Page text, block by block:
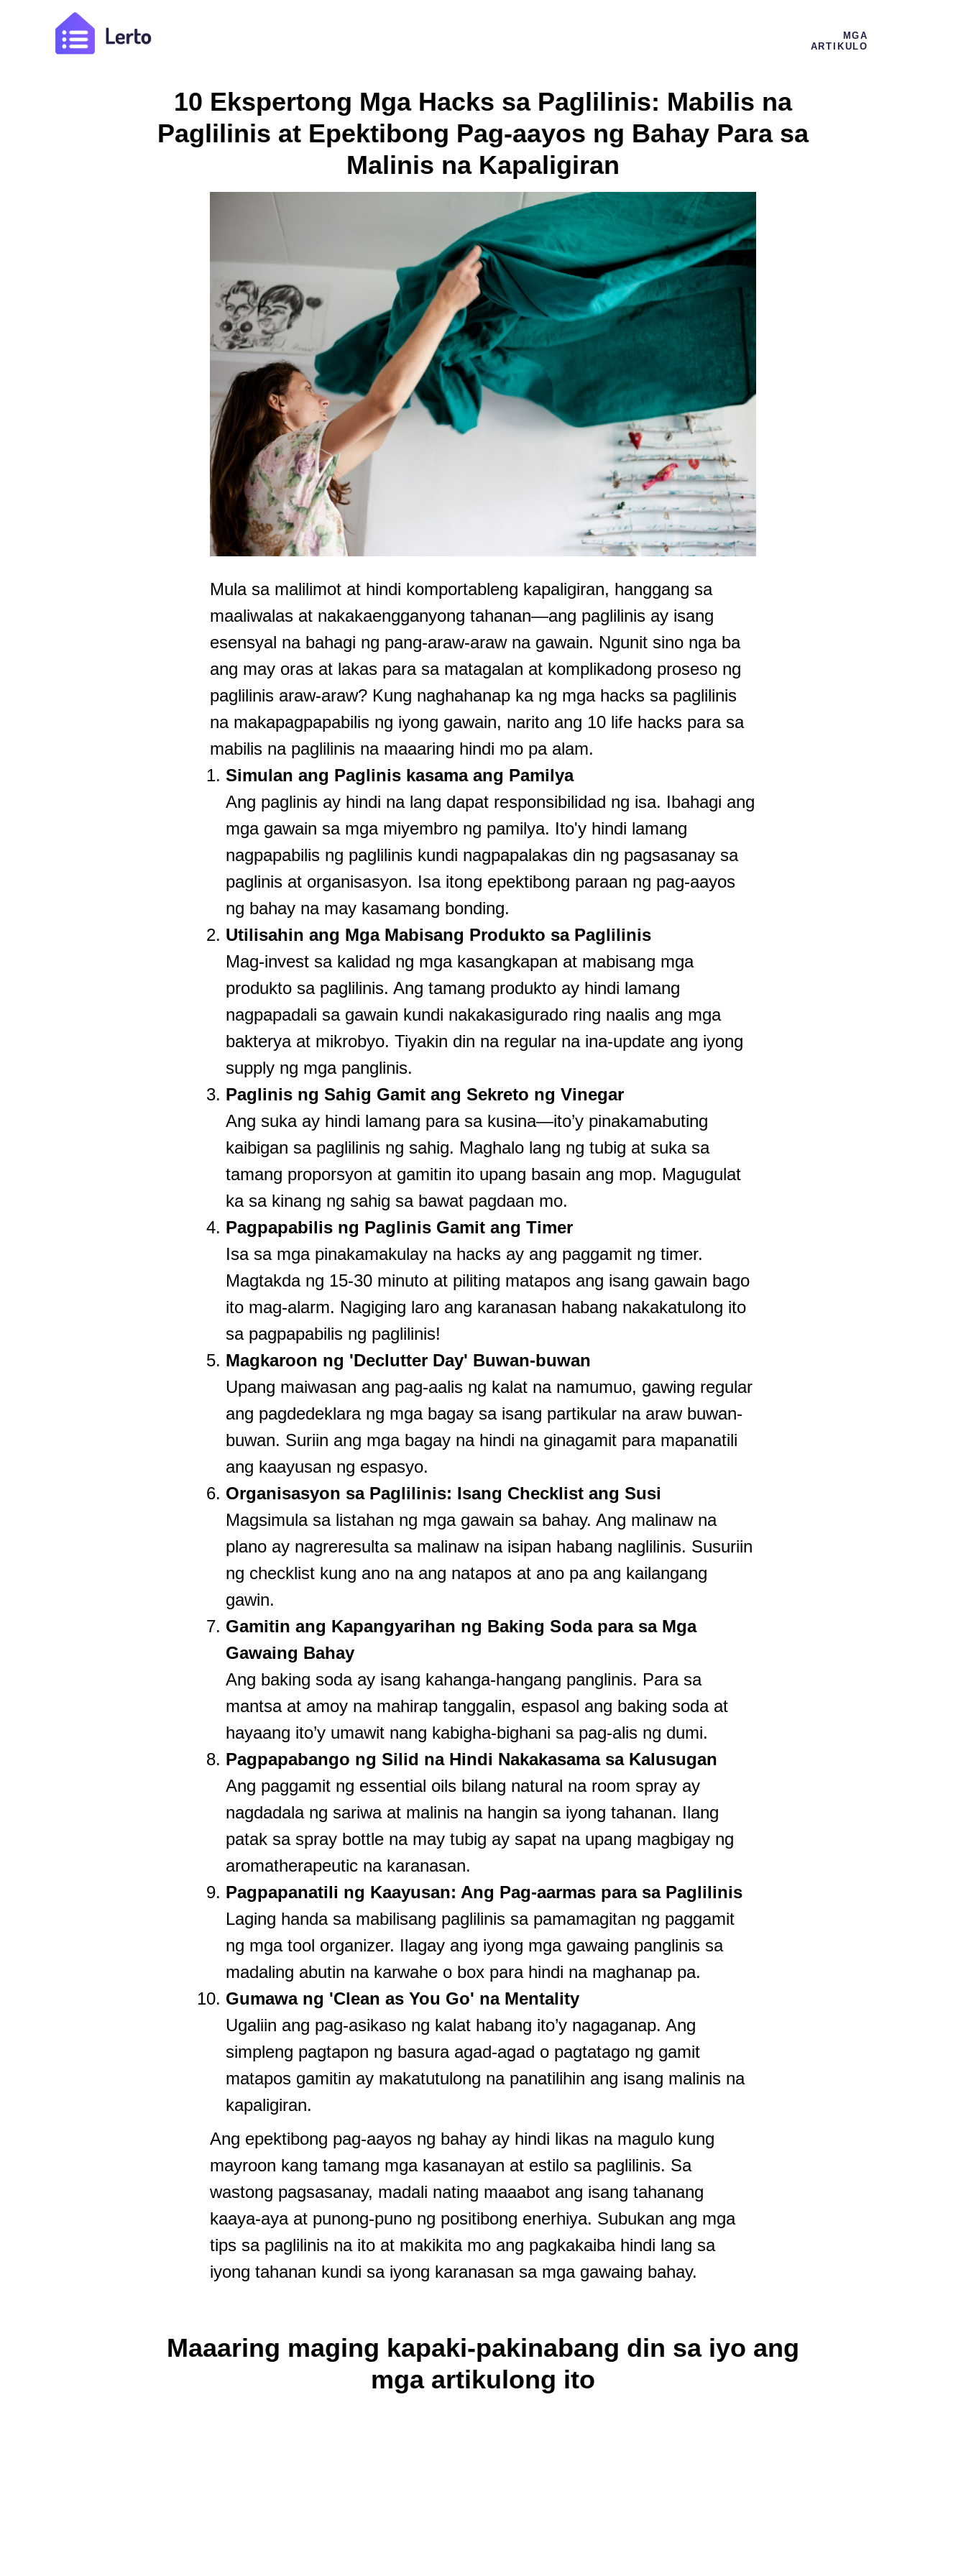
MGA
ARTIKULO
10 Ekspertong Mga Hacks sa Paglilinis: Mabilis na
Paglilinis at Epektibong Pag-aayos ng Bahay Para sa
Malinis na Kapaligiran
Mula sa malilimot at hindi komportableng kapaligiran, hanggang sa
maaliwalas at nakakaengganyong tahanan—ang paglilinis ay isang
esensyal na bahagi ng pang-araw-araw na gawain. Ngunit sino nga ba
ang may oras at lakas para sa matagalan at komplikadong proseso ng
paglilinis araw-araw? Kung naghahanap ka ng mga hacks sa paglilinis
na makapagpapabilis ng iyong gawain, narito ang 10 life hacks para sa
mabilis na paglilinis na maaaring hindi mo pa alam.
Simulan ang Paglinis kasama ang Pamilya
Ang paglinis ay hindi na lang dapat responsibilidad ng isa. Ibahagi ang
mga gawain sa mga miyembro ng pamilya. Ito'y hindi lamang
nagpapabilis ng paglilinis kundi nagpapalakas din ng pagsasanay sa
paglinis at organisasyon. Isa itong epektibong paraan ng pag-aayos
ng bahay na may kasamang bonding.
Utilisahin ang Mga Mabisang Produkto sa Paglilinis
Mag-invest sa kalidad ng mga kasangkapan at mabisang mga
produkto sa paglilinis. Ang tamang produkto ay hindi lamang
nagpapadali sa gawain kundi nakakasigurado ring naalis ang mga
bakterya at mikrobyo. Tiyakin din na regular na ina-update ang iyong
supply ng mga panglinis.
Paglinis ng Sahig Gamit ang Sekreto ng Vinegar
Ang suka ay hindi lamang para sa kusina—ito’y pinakamabuting
kaibigan sa paglilinis ng sahig. Maghalo lang ng tubig at suka sa
tamang proporsyon at gamitin ito upang basain ang mop. Magugulat
ka sa kinang ng sahig sa bawat pagdaan mo.
Pagpapabilis ng Paglinis Gamit ang Timer
Isa sa mga pinakamakulay na hacks ay ang paggamit ng timer.
Magtakda ng 15-30 minuto at piliting matapos ang isang gawain bago
ito mag-alarm. Nagiging laro ang karanasan habang nakakatulong ito
sa pagpapabilis ng paglilinis!
Magkaroon ng 'Declutter Day' Buwan-buwan
Upang maiwasan ang pag-aalis ng kalat na namumuo, gawing regular
ang pagdedeklara ng mga bagay sa isang partikular na araw buwan-
buwan. Suriin ang mga bagay na hindi na ginagamit para mapanatili
ang kaayusan ng espasyo.
Organisasyon sa Paglilinis: Isang Checklist ang Susi
Magsimula sa listahan ng mga gawain sa bahay. Ang malinaw na
plano ay nagreresulta sa malinaw na isipan habang naglilinis. Susuriin
ng checklist kung ano na ang natapos at ano pa ang kailangang
gawin.
Gamitin ang Kapangyarihan ng Baking Soda para sa Mga
Gawaing Bahay
Ang baking soda ay isang kahanga-hangang panglinis. Para sa
mantsa at amoy na mahirap tanggalin, espasol ang baking soda at
hayaang ito’y umawit nang kabigha-bighani sa pag-alis ng dumi.
Pagpapabango ng Silid na Hindi Nakakasama sa Kalusugan
Ang paggamit ng essential oils bilang natural na room spray ay
nagdadala ng sariwa at malinis na hangin sa iyong tahanan. Ilang
patak sa spray bottle na may tubig ay sapat na upang magbigay ng
aromatherapeutic na karanasan.
Pagpapanatili ng Kaayusan: Ang Pag-aarmas para sa Paglilinis
Laging handa sa mabilisang paglilinis sa pamamagitan ng paggamit
ng mga tool organizer. Ilagay ang iyong mga gawaing panglinis sa
madaling abutin na karwahe o box para hindi na maghanap pa.
Gumawa ng 'Clean as You Go' na Mentality
Ugaliin ang pag-asikaso ng kalat habang ito’y nagaganap. Ang
simpleng pagtapon ng basura agad-agad o pagtatago ng gamit
matapos gamitin ay makatutulong na panatilihin ang isang malinis na
kapaligiran.
Ang epektibong pag-aayos ng bahay ay hindi likas na magulo kung
mayroon kang tamang mga kasanayan at estilo sa paglilinis. Sa
wastong pagsasanay, madali nating maaabot ang isang tahanang
kaaya-aya at punong-puno ng positibong enerhiya. Subukan ang mga
tips sa paglilinis na ito at makikita mo ang pagkakaiba hindi lang sa
iyong tahanan kundi sa iyong karanasan sa mga gawaing bahay.
Maaaring maging kapaki-pakinabang din sa iyo ang
mga artikulong ito